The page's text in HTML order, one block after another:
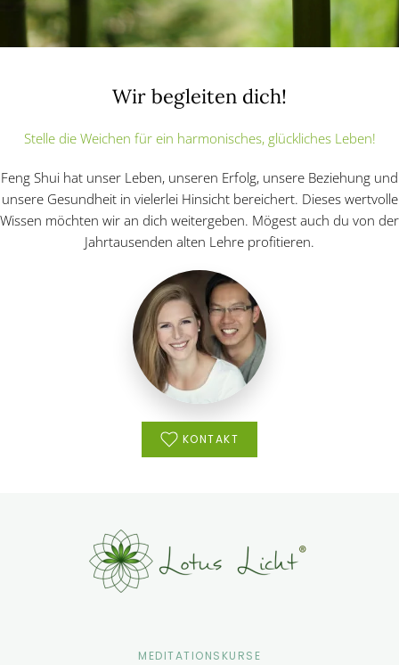
Wir begleiten dich!
Stelle die Weichen für ein harmonisches, glückliches Leben!
Feng Shui hat unser Leben, unseren Erfolg, unsere Beziehung und
unsere Gesundheit in vielerlei Hinsicht bereichert. Dieses wertvolle
Wissen möchten wir an dich weitergeben. Mögest auch du von der
Jahrtausenden alten Lehre profitieren.
KONTAKT
MEDITATIONSKURSE